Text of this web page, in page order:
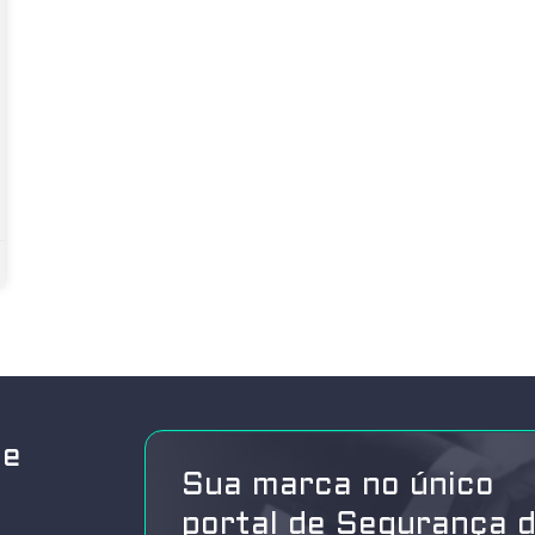
Sua marca no único
portal de Segurança